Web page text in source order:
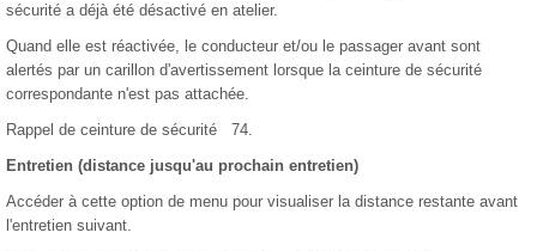
sécurité a déjà été désactivé en atelier.
Quand elle est réactivée, le conducteur et/ou le passager avant sont
alertés par un carillon d'avertissement lorsque la ceinture de sécurité
correspondante n'est pas attachée.
Rappel de ceinture de sécurité 74.
Entretien (distance jusqu'au prochain entretien)
Accéder à cette option de menu pour visualiser la distance restante avant
l'entretien suivant.